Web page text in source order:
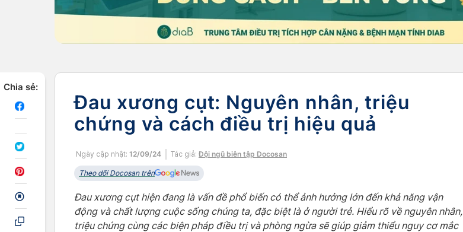
Chia sẻ:
Đau xương cụt: Nguyên nhân, triệu
chứng và cách điều trị hiệu quả
Ngày cập nhật: 12/09/24 Tác giả:Đội ngũ biên tập Docosan
Theo dõi Docosan trên
Đau xương cụt hiện đang là vấn đề phổ biến có thể ảnh hưởng lớn đến khả năng vận
động và chất lượng cuộc sống chúng ta, đặc biệt là ở người trẻ. Hiểu rõ về nguyên nhân,
triệu chứng cùng các biện pháp điều trị và phòng ngừa sẽ giúp giảm thiểu nguy cơ mắc